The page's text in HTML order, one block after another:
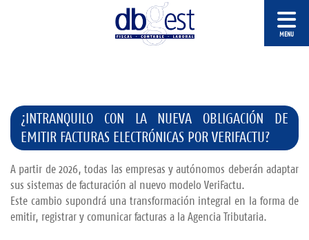
¿INTRANQUILO CON LA NUEVA OBLIGACIÓN DE
EMITIR FACTURAS ELECTRÓNICAS POR VERIFACTU?
A partir de 2026, todas las empresas y autónomos deberán adaptar
sus sistemas de facturación al nuevo modelo VeriFactu.
Este cambio supondrá una transformación integral en la forma de
emitir, registrar y comunicar facturas a la Agencia Tributaria.